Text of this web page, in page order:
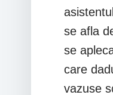
se afla
se
care
vazuse